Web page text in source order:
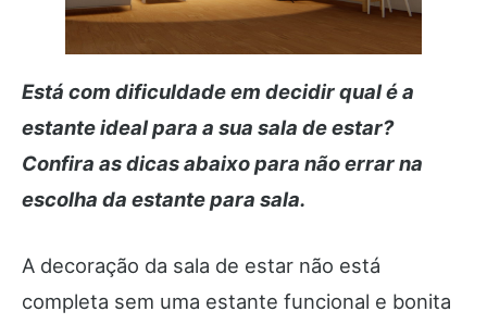
Está com dificuldade em decidir qual é a
estante ideal para a sua sala de estar?
Confira as dicas abaixo para não errar na
escolha da estante para sala.
A decoração da sala de estar não está
completa sem uma estante funcional e bonita